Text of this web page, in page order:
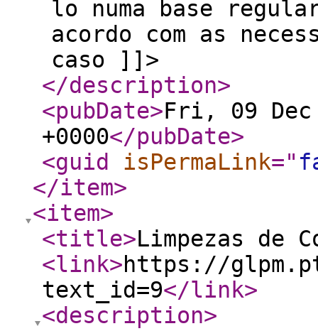
lo numa base
acordo com as
caso ]]>
</description>
<pubDate>Fri, 09 Dec
+0000</pubDate>
<guid
isPermaLink="
</item>
<item>
<title>Limpezas de
<link>https://
text_id=9</link>
<description>